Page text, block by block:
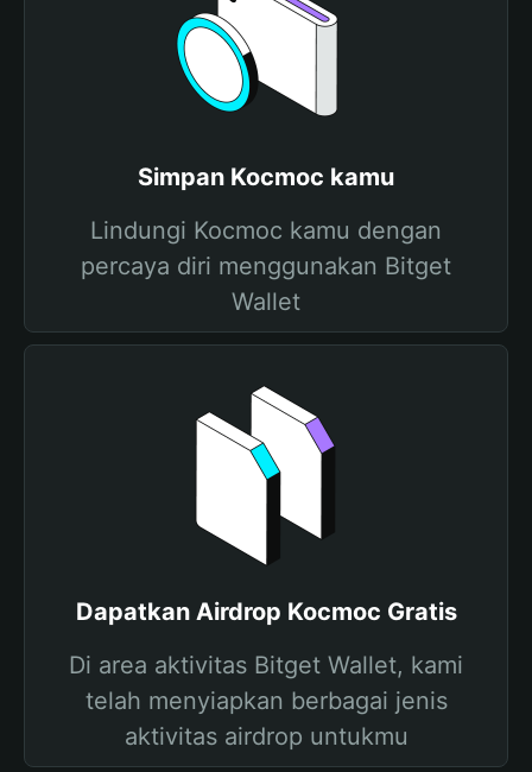
Simpan Kocmoc kamu
Lindungi Kocmoc kamu dengan
percaya diri menggunakan Bitget
Wallet
Dapatkan Airdrop Kocmoc Gratis
Di area aktivitas Bitget Wallet, kami
telah menyiapkan berbagai jenis
aktivitas airdrop untukmu